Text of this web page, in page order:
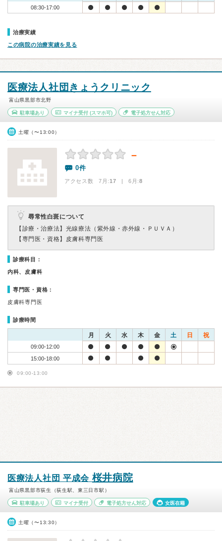
08:30-17:00
治療実績
この病院の治療実績を見る
医療法人社団きょうクリニック
富山県黒部市北野
駐車場あり マイナ受付(スマホ可) 電子処方せん対応
土曜（〜13:00）
－
0件
アクセス数 7月:17 | 6月:8
尋常性白斑について
【診療・治療法】 光線療法（紫外線・赤外線・ＰＵＶＡ）
【専門医・資格】 皮膚科専門医
診療科目：
内科、皮膚科
専門医・資格：
皮膚科専門医
診療時間
月 火 水 木 金 土 日 祝
09:00-12:00
15:00-18:00
09:00-13:00
医療法人社団 平成会 桜井病院
富山県黒部市荻生（荻生駅、東三日市駅）
駐車場あり マイナ受付 電子処方せん対応 女医在籍
土曜（〜13:30）